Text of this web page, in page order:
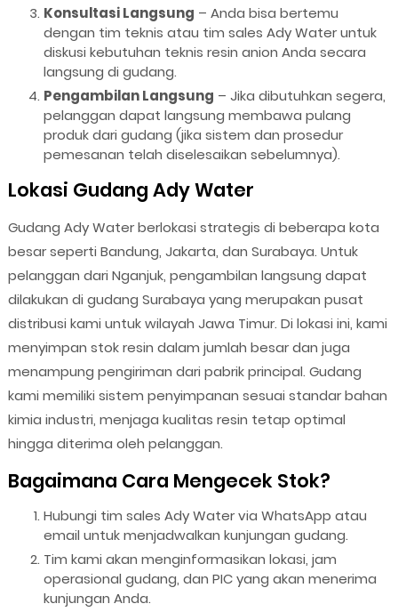
Konsultasi Langsung – Anda bisa bertemu
dengan tim teknis atau tim sales Ady Water untuk
diskusi kebutuhan teknis resin anion Anda secara
langsung di gudang.
Pengambilan Langsung – Jika dibutuhkan segera,
pelanggan dapat langsung membawa pulang
produk dari gudang (jika sistem dan prosedur
pemesanan telah diselesaikan sebelumnya).
Lokasi Gudang Ady Water
Gudang Ady Water berlokasi strategis di beberapa kota
besar seperti Bandung, Jakarta, dan Surabaya. Untuk
pelanggan dari Nganjuk, pengambilan langsung dapat
dilakukan di gudang Surabaya yang merupakan pusat
distribusi kami untuk wilayah Jawa Timur. Di lokasi ini, kami
menyimpan stok resin dalam jumlah besar dan juga
menampung pengiriman dari pabrik principal. Gudang
kami memiliki sistem penyimpanan sesuai standar bahan
kimia industri, menjaga kualitas resin tetap optimal
hingga diterima oleh pelanggan.
Bagaimana Cara Mengecek Stok?
Hubungi tim sales Ady Water via WhatsApp atau
email untuk menjadwalkan kunjungan gudang.
Tim kami akan menginformasikan lokasi, jam
operasional gudang, dan PIC yang akan menerima
kunjungan Anda.